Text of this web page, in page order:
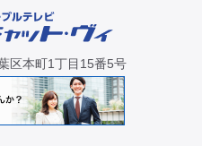
区本町1丁目15番5号